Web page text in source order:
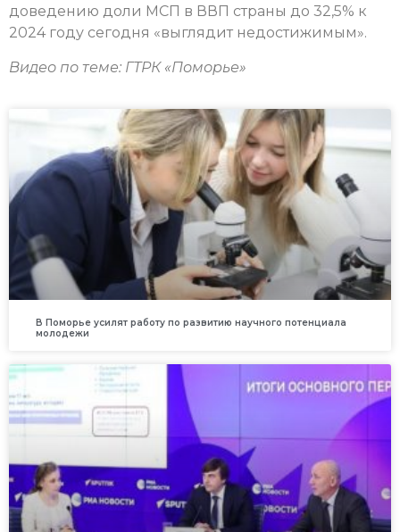
доведению доли МСП в ВВП страны до 32,5% к
2024 году сегодня «выглядит недостижимым».
Видео по теме: ГТРК «Поморье»
В Поморье усилят работу по развитию научного потенциала
молодежи